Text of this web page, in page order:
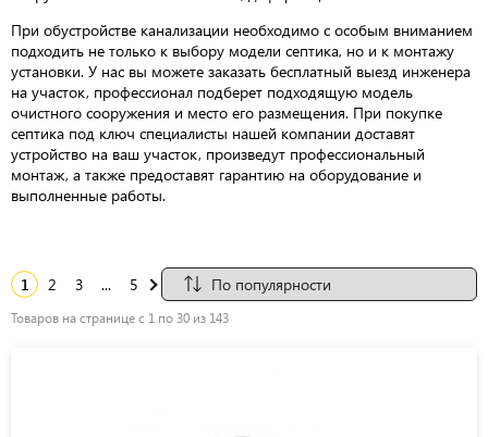
При обустройстве канализации необходимо с особым вниманием
подходить не только к выбору модели септика, но и к монтажу
установки. У нас вы можете заказать бесплатный выезд инженера
на участок, профессионал подберет подходящую модель
очистного сооружения и место его размещения. При покупке
септика под ключ специалисты нашей компании доставят
устройство на ваш участок, произведут профессиональный
монтаж, а также предоставят гарантию на оборудование и
выполненные работы.
1 2 3 ... 5
Товаров на странице с 1 по 30 из 143